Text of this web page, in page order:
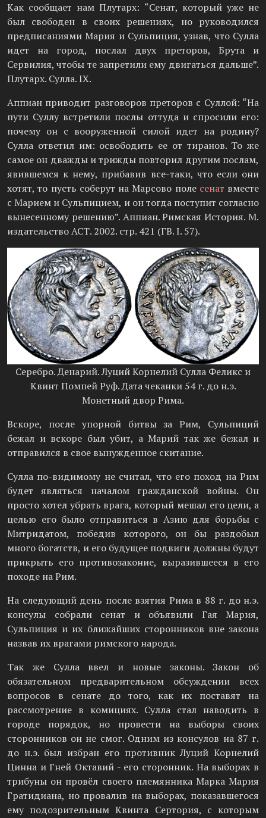
Как сообщает нам Плутарх: “Сенат, который уже не
был свободен в своих решениях, но руководился
предписаниями Мария и Сульпиция, узнав, что Сулла
идет на город, послал двух преторов, Брута и
Сервилия, чтобы те запретили ему двигаться дальше”.
Плутарх. Сулла. IX.
Аппиан приводит разговоров преторов с Суллой: “На
пути Суллу встретили послы оттуда и спросили его:
почему он с вооруженной силой идет на родину?
Сулла ответил им: освободить ее от тиранов. То же
самое он дважды и трижды повторил другим послам,
явившемся к нему, прибавив все-таки, что если они
хотят, то пусть соберут на Марсово поле сенат вместе
с Марием и Сульпицием, и он тогда поступит согласно
вынесенному решению”. Аппиан. Римская История. М.
издательство АСТ. 2002. стр. 421 (ГВ. I. 57).
Серебро. Денарий. Луций Корнелий Сулла Феликс и
Квинт Помпей Руф. Дата чеканки 54 г. до н.э.
Монетный двор Рима.
Вскоре, после упорной битвы за Рим, Сульпиций
бежал и вскоре был убит, а Марий так же бежал и
отправился в свое вынужденное скитание.
Сулла по-видимому не считал, что его поход на Рим
будет являться началом гражданской войны. Он
просто хотел убрать врага, который мешал его цели, а
целью его было отправиться в Азию для борьбы с
Митридатом, победив которого, он бы раздобыл
много богатств, и его будущее подвиги должны будут
прикрыть его противозаконие, выразившееся в его
походе на Рим.
На следующий день после взятия Рима в 88 г. до н.э.
консулы собрали сенат и объявили Гая Мария,
Сульпиция и их ближайших сторонников вне закона
назвав их врагами римского народа.
Так же Сулла ввел и новые законы. Закон об
обязательном предварительном обсуждении всех
вопросов в сенате до того, как их поставят на
рассмотрение в комициях. Сулла стал наводить в
городе порядок, но провести на выборы своих
сторонников он не смог. Одним из консулов на 87 г.
до н.э. был избран его противник Луций Корнелий
Цинна и Гней Октавий - его сторонник. На выборах в
трибуны он провёл своего племянника Марка Мария
Гратидиана, но провалив на выборах, показавшегося
ему подозрительным Квинта Сертория, с которым